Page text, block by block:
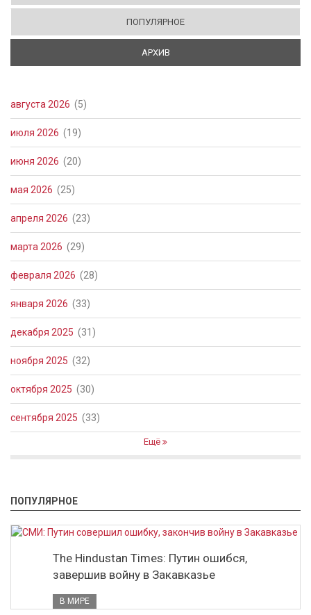
ПОПУЛЯРНОЕ
АРХИВ
августа 2026 (5)
июля 2026 (19)
июня 2026 (20)
мая 2026 (25)
апреля 2026 (23)
марта 2026 (29)
февраля 2026 (28)
января 2026 (33)
декабря 2025 (31)
ноября 2025 (32)
октября 2025 (30)
сентября 2025 (33)
Ещё
ПОПУЛЯРНОЕ
The Hindustan Times: Путин ошибся,
завершив войну в Закавказье
В МИРЕ